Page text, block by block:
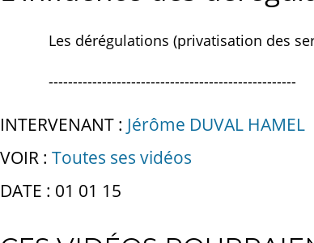
Les dérégulations (privatisation des
---------------------------------------------------
INTERVENANT : Jérôme DUVAL HAMEL
VOIR : Toutes ses vidéos
DATE : 01 01 15